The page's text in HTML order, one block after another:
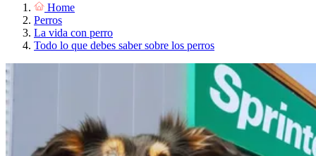
Home
Perros
La vida con perro
Todo lo que debes saber sobre los perros